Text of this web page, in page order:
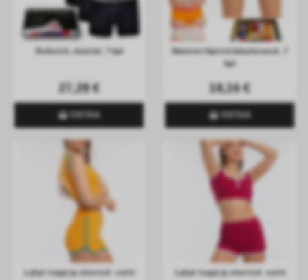
Bokserit, mustat, 7 kpl
27,28 €
OSTAA
Naisten hipsterialushousut, 7
kpl
18,16 €
OSTAA
Lyhyt toppi ja shortsit -setti Lyhyt toppi ja shortsit -setti